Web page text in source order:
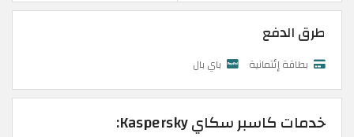
طرق الدفع
بطاقة إئتمانية باي بال
خدمات كاسبر سكاي Kaspersky: